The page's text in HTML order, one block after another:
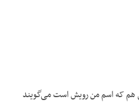
هم که اسم من رویش است می‌گویند